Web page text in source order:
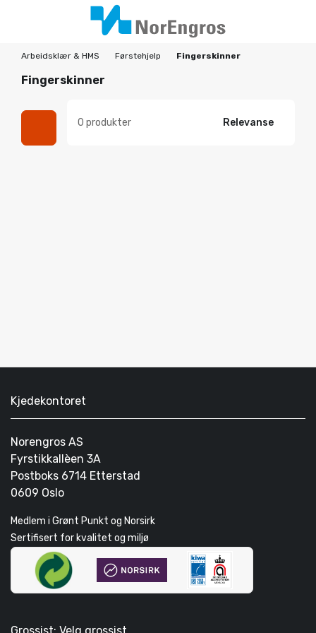
Arbeidsklær & HMS Førstehjelp Fingerskinner
Fingerskinner
0 produkter Relevanse
Kjedekontoret
Norengros AS
Fyrstikkallèen 3A
Postboks 6714 Etterstad
0609 Oslo
Medlem i Grønt Punkt og Norsirk
Sertifisert for kvalitet og miljø